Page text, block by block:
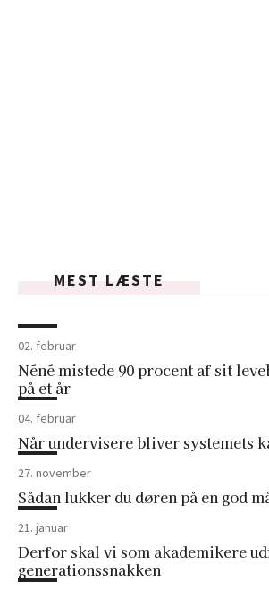
MEST LÆSTE
02. februar
Néné mistede 90 procent af sit
på et år
04. februar
Når undervisere bliver systemets
27. november
Sådan lukker du døren på en god
21. januar
Derfor skal vi som akademikere
generationssnakken